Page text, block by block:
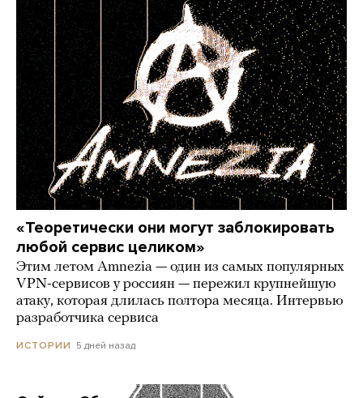
«Теоретически они могут заблокировать
любой сервис целиком»
Этим летом Amnezia — один из самых популярных
VPN-сервисов у россиян — пережил крупнейшую
атаку, которая длилась полтора месяца. Интервью
разработчика сервиса
ИСТОРИИ 5 дней назад